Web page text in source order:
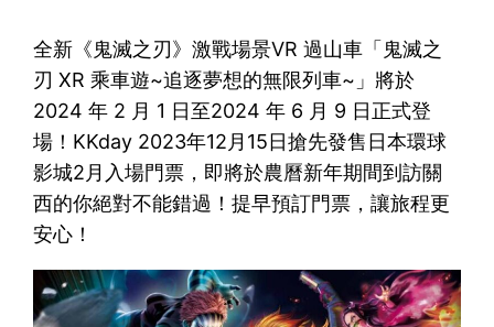
全新《鬼滅之刃》激戰場景VR 過山車「鬼滅之
刃 XR 乘車遊~追逐夢想的無限列車~」將於
2024 年 2 月 1 日至2024 年 6 月 9 日正式登
場！KKday 2023年12月15日搶先發售日本環球
影城2月入場門票，即將於農曆新年期間到訪關
西的你絕對不能錯過！提早預訂門票，讓旅程更
安心！